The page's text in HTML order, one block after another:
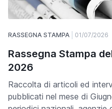
RASSEGNA STAMPA 01/07/2026
Rassegna Stampa
2026
Raccolta di articoli ed
pubblicati nel mese di